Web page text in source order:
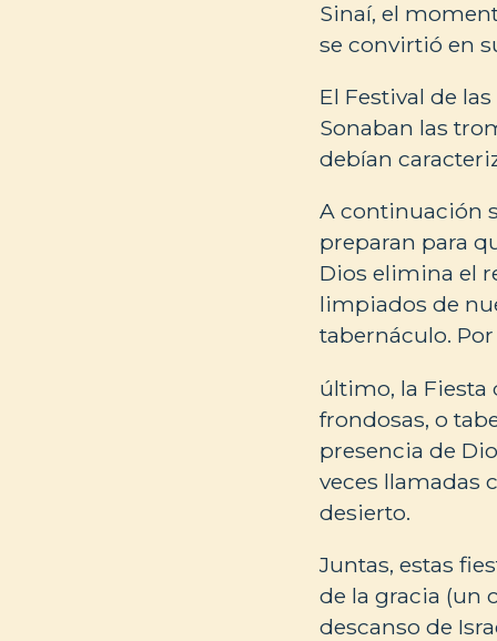
Sinaí, el
se convirtió en
El Festival de
Sonaban las
debían
A continuación
preparan para
Dios elimina el
limpiados de
tabernáculo. Por
último, la Fiesta
frondosas, o
presencia de
veces llamadas
desierto.
Juntas, estas
de la gracia (un
descanso de